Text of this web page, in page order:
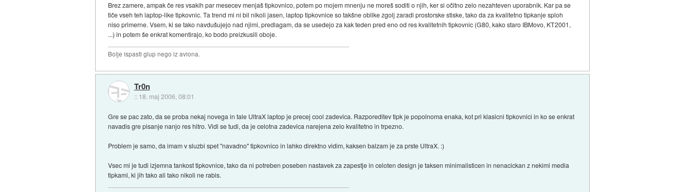
Brez zamere, ampak če res vsakih par mesecev menjaš tipkovnico, potem po mojem mnenju ne moreš soditi o njih, ker si očitno zelo nezahteven uporabnik. Kar pa se
tiče vseh teh laptop-like tipkovnic. Ta trend mi ni bil nikoli jasen, laptop tipkovnice so takšne oblike zgolj zaradi prostorske stiske, tako da za kvalitetno tipkanje sploh
niso primerne. Vsem, ki se tako navdušujejo nad njimi, predlagam, da se usedejo za kak teden pred eno od res kvalitetnih tipkovnic (G80, kako staro IBMovo, KT2001,
...) in potem še enkrat komentirajo, ko bodo preizkusili oboje.
Bolje ispasti glup nego iz aviona.
Tr0n
:: 18. maj 2006, 08:01
Gre se pac zato, da se proba nekaj novega in tale UltraX laptop je precej cool zadevica. Razporeditev tipk je popolnoma enaka, kot pri klasicni tipkovnici in ko se enkrat
navadis gre pisanje nanjo res hitro. Vidi se tudi, da je celotna zadevica narejena zelo kvalitetno in trpezno.
Problem je samo, da imam v sluzbi spet "navadno" tipkovnico in lahko direktno vidim, kaksen balzam je za prste UltraX. :)
Vsec mi je tudi izjemna tankost tipkovnice, tako da ni potreben poseben nastavek za zapestje in celoten design je taksen minimalisticen in nenacickan z nekimi media
tipkami, ki jih tako ali tako nikoli ne rabis.